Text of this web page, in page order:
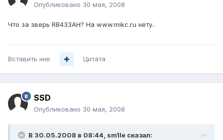
Опубликовано 30 мая, 2008
Что за зверь RB433AH? На www.mikc.ru нету..
Вставить ник Цитата
SSD
Опубликовано 30 мая, 2008
В 30.05.2008 в 08:44, sm1le сказал: